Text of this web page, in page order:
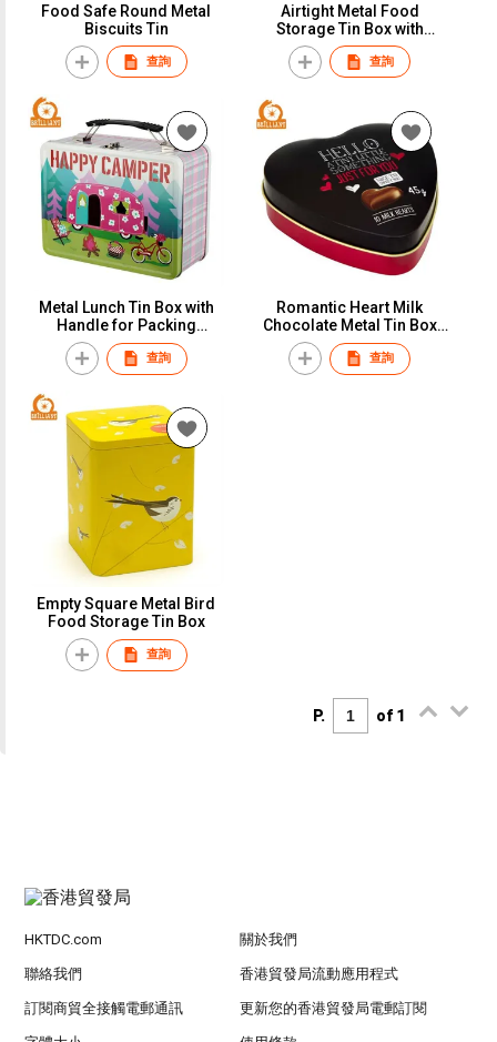
Food Safe Round Metal
Biscuits Tin
查詢
Airtight Metal Food
Storage Tin Box with
Clamp Lid
查詢
Metal Lunch Tin Box with
Handle for Packing
Christmas Gift
查詢
Romantic Heart Milk
Chocolate Metal Tin Box
for Valentine Gifts
查詢
Empty Square Metal Bird
Food Storage Tin Box
查詢
P. of 1
HKTDC.com 關於我們
聯絡我們 香港貿發局流動應用程式
訂閱商貿全接觸電郵通訊 更新您的香港貿發局電郵訂閱